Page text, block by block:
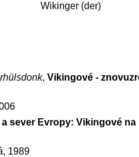
Wikinger (der)
, Vikingové -
sever Evropy: Vikingové
1989